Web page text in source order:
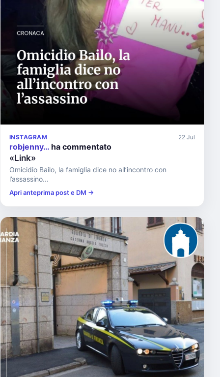
INSTAGRAM 22 Jul
robjenny… ha commentato
«Link»
Omicidio Bailo, la famiglia dice no all’incontro con
l’assassino...
Apri anteprima post e DM →